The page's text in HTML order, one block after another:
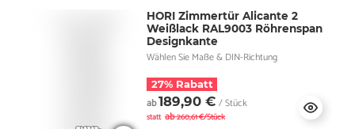
HORI Zimmertür Alicante 2
Weißlack RAL9003 Röhrenspan
Designkante
Wählen Sie Maße & DIN-Richtung
27% Rabatt
ab189,90 € / Stück
statt ab260,61 €/Stück